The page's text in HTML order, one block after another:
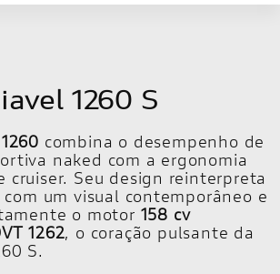
1260 S
combina o desempenho de
naked com a ergonomia
cruiser. Seu design reinterpreta
um visual contemporâneo e
o motor 158 cv
1262, o coração pulsante da
S.